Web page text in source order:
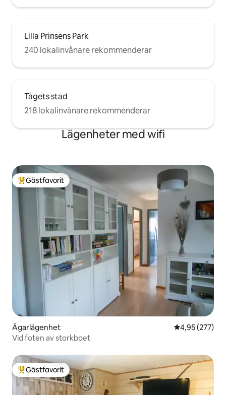
Lilla Prinsens Park
240 lokalinvånare rekommenderar
Tågets stad
218 lokalinvånare rekommenderar
Lägenheter med wifi
Populär gästfavorit
Gästfavorit
Ägarlägenhet 4,95 av 5 i
4,95 (277)
Vid foten av storkboet
Populär gästfavorit
Gästfavorit